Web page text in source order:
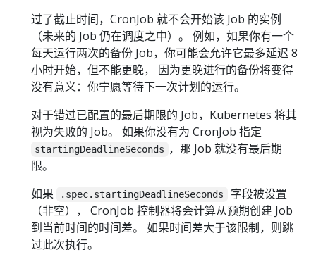
过了截止时间，CronJob 就不会开始该 Job 的实例
（未来的 Job 仍在调度之中）。 例如，如果你有一个
每天运行两次的备份 Job，你可能会允许它最多延迟 8
小时开始，但不能更晚， 因为更晚进行的备份将变得
没有意义：你宁愿等待下一次计划的运行。
对于错过已配置的最后期限的 Job，Kubernetes 将其
视为失败的 Job。 如果你没有为 CronJob 指定
startingDeadlineSeconds ，那 Job 就没有最后期
限。
如果
.spec.startingDeadlineSeconds
字段被设置
（非空）， CronJob 控制器将会计算从预期创建 Job
到当前时间的时间差。 如果时间差大于该限制，则跳
过此次执行。